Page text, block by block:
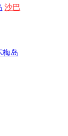
沙巴
梅岛